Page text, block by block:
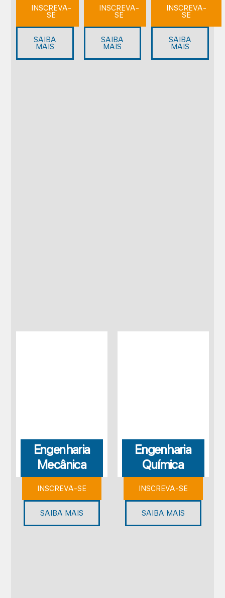
INSCREVA-
SE
SAIBA
MAIS
INSCREVA-
SE
SAIBA
MAIS
INSCREVA-
SE
SAIBA
MAIS
Engenharia
Mecânica
INSCREVA-SE
SAIBA MAIS
Engenharia
Química
INSCREVA-SE
SAIBA MAIS